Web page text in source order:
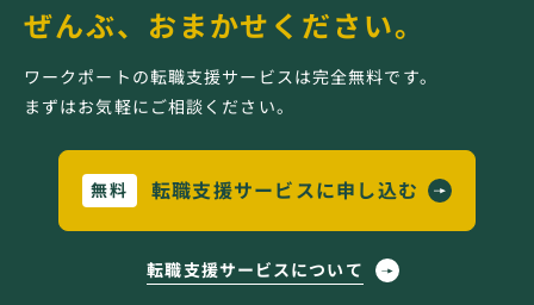
ぜんぶ、おまかせください。
ワークポートの転職支援サービスは完全無料です。
まずはお気軽にご相談ください。
無料 転職支援サービスに申し込む
転職支援サービスについて